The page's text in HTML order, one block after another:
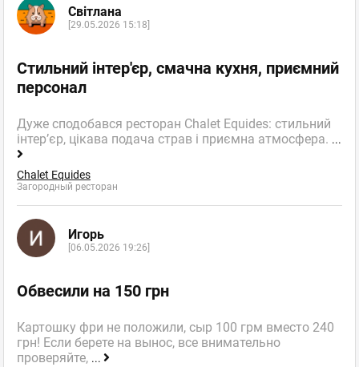
Світлана
[29.05.2026 15:18]
Стильний інтер'єр, смачна кухня, приємний
персонал
Дуже сподобався ресторан Chalet Equides: стильний
інтер’єр, цікава подача страв і приємна атмосфера. ...
Chalet Equides
Загородный ресторан
Игорь
[06.05.2026 19:26]
Обвесили на 150 грн
Картошку фри не положили, сыр 100 грм вместо 240
грн! Если берете на вынос, все внимательно
проверяйте, ...